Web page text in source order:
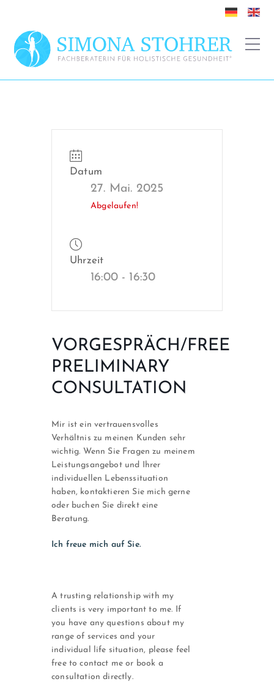
Datum
27. Mai. 2025
Abgelaufen!
Uhrzeit
16:00 - 16:30
VORGESPRÄCH/FREE
PRELIMINARY
CONSULTATION
Mir ist ein vertrauensvolles
Verhältnis zu meinen Kunden sehr
wichtig. Wenn Sie Fragen zu meinem
Leistungsangebot und Ihrer
individuellen Lebenssituation
haben, kontaktieren Sie mich gerne
oder buchen Sie direkt eine
Beratung.
Ich freue mich auf Sie.
A trusting relationship with my
clients is very important to me. If
you have any questions about my
range of services and your
individual life situation, please feel
free to contact me or book a
consultation directly.